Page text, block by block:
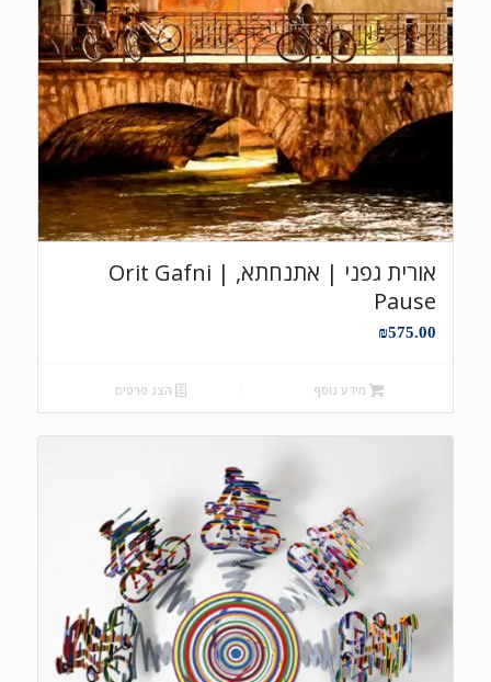
אורית גפני | אתנחתא, Orit Gafni |
Pause
₪575.00
מידע נוסף הצג פרטים